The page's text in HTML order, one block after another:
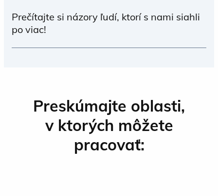
Prečítajte si názory ľudí, ktorí s nami siahli
po viac!
nášho podnikania.
Preskúmajte oblasti,
v ktorých môžete
pracovať: